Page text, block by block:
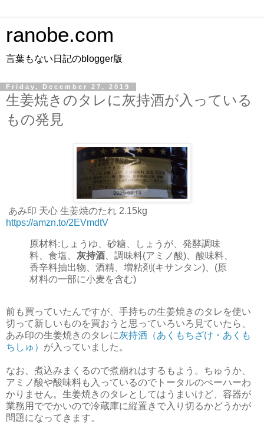
ranobe.com
言葉もない日記のblogger版
Friday, December 27, 2019
生姜焼きのタレに灰持酒が入っている
もの発見
あみ印 天心 生姜焼のたれ 2.15kg
https://amzn.to/2EVmdtV
原材料:しょうゆ、砂糖、しょうが、発酵調味
料、食塩、 灰持酒 、調味料(アミノ酸)、酸味料、
香辛料抽出物、酒精、増粘剤(キサンタン)、(原
材料の一部に小麦を含む)
前も買っていたんですが、手持ちの生姜焼きのタレを使い
切って新しいものを買おうと思っていろいろ見ていたら、
あみ印の生姜焼きのタレに灰持酒（あくもちざけ・あくも
ちしゅ） が入っていました。
なお、煮込みまくるので煮崩れはするもよう。ちゅうか、
アミノ酸や酸味料も入っているのでトータルのぺーハーわ
かりません。生姜焼きのタレとしてはうまいけど、容器が
業務用ででかいので冷蔵庫に縦置きで入り切るかどうかが
問題になってきます。